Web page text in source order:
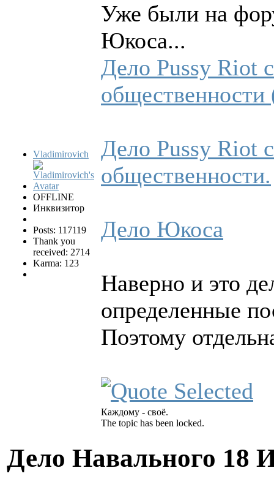
Vladimirovich
OFFLINE
Инквизитор
Posts: 117119
Thank you
received: 2714
Karma: 123
Уже были на
Юкоса...
Дело Pussy Riot
общественности
Дело Pussy Riot
общественности.
Дело Юкоса
Наверно и это
определенные
Поэтому
Каждому - своё.
The topic has been locked.
Дело Навального 18